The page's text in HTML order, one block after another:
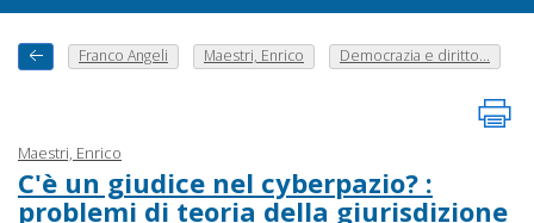
Franco Angeli Maestri, Enrico Democrazia e diritto...
Maestri, Enrico
C'è un giudice nel cyberpazio? :
problemi di teoria della giurisdizione